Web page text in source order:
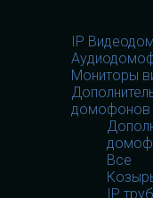
IP
Мониторы
домофонов
Все
IP